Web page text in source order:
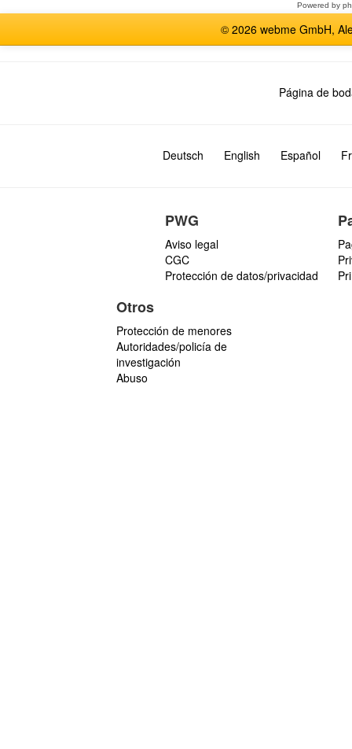
e
n
s
Powered by
© 2026 webme GmbH,
Página de
Deutsch English Español
PWG
Aviso legal
CGC
Protección de datos/privacidad
Otros
Protección de menores
Autoridades/policía de
investigación
Abuso